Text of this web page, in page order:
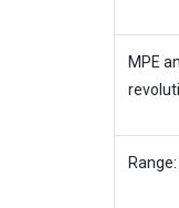
MPE
Range: